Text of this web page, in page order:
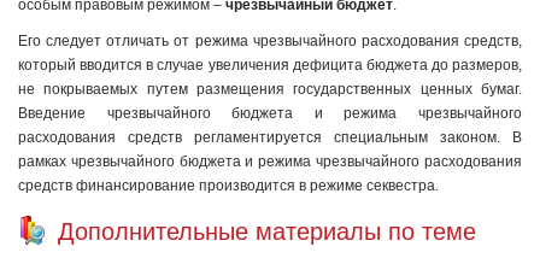
особым правовым режимом – чрезвычайный бюджет.
Его следует отличать от режима чрезвычайного расходования средств,
который вводится в случае увеличения дефицита бюджета до размеров,
не покрываемых путем размещения государственных ценных бумаг.
Введение чрезвычайного бюджета и режима чрезвычайного
расходования средств регламентируется специальным законом. В
рамках чрезвычайного бюджета и режима чрезвычайного расходования
средств финансирование производится в режиме секвестра.
Дополнительные материалы по теме